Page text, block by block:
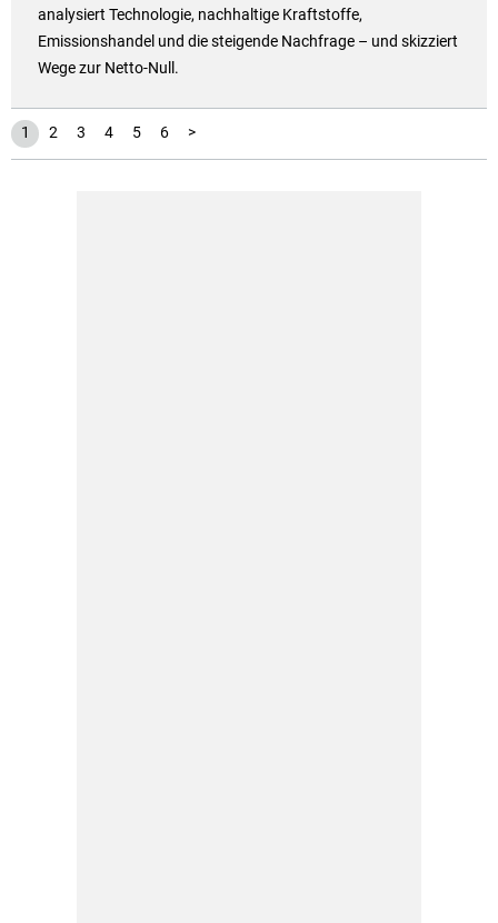
analysiert Technologie, nachhaltige Kraftstoffe,
Emissionshandel und die steigende Nachfrage – und skizziert
Wege zur Netto‑Null.
1 2 3 4 5 6 >